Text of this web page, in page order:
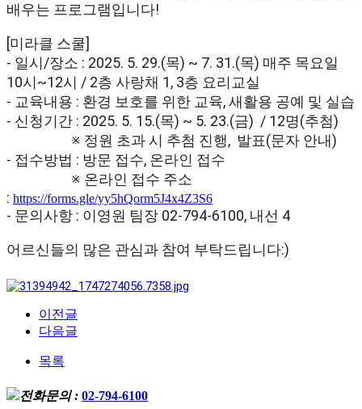
배우는 프로그램입니다!
[미라클 스쿨]
- 일시/장소 : 2025. 5. 29.(목) ~ 7. 31.(목) 매주 목요일
10시~12시 / 2층 사랑채 1, 3층 요리교실
- 교육내용 : 환경 보호를 위한 교육, 새활용 공예 및 실습
- 신청기간 : 2025. 5. 15.(목) ~ 5. 23.(금) / 12명(추첨)
※ 정원 초과 시 추첨 진행, 발표(문자 안내)
- 접수방법 : 방문 접수, 온라인 접수
※ 온라인 접수 주소
: https://forms.gle/yy5hQorm5J4x4Z3S6
- 문의사항 : 이영원 팀장 02-794-6100, 내선 4
어르신들의 많은 관심과 참여 부탁드립니다:)
이전글
다음글
목록
전화문의 : 02-794-6100